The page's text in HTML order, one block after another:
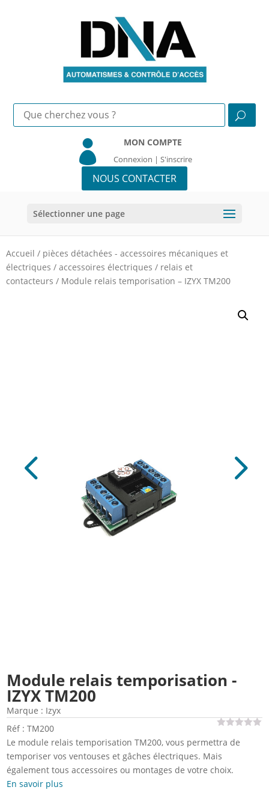
 MON COMPTE
Connexion | S'inscrire
NOUS CONTACTER
Sélectionner une page
Accueil / pièces détachées - accessoires mécaniques et
électriques / accessoires électriques / relais et
contacteurs / Module relais temporisation – IZYX TM200
Module relais temporisation -
IZYX TM200
Marque : Izyx
Réf : TM200
Le module relais temporisation TM200, vous permettra de
temporiser vos ventouses et gâches électriques. Mais
également tous accessoires ou montages de votre choix.
En savoir plus